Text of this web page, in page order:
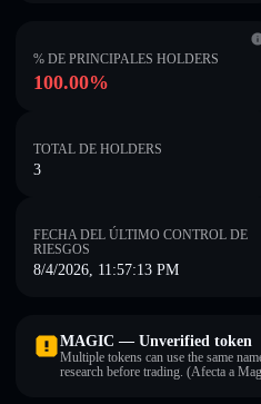
% DE PRINCIPALES HOLDERS
100.00%
TOTAL DE HOLDERS
3
FECHA DEL ÚLTIMO CONTROL DE
RIESGOS
8/4/2026, 11:57:13 PM
MAGIC — Unverified token
Multiple tokens can use the same
research before trading. (Afecta a